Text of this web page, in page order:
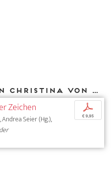
Weitere Texte von Christina von Braun bei DIAPHANES
Zeichen
Seier (Hg.),
p
€ 9,95